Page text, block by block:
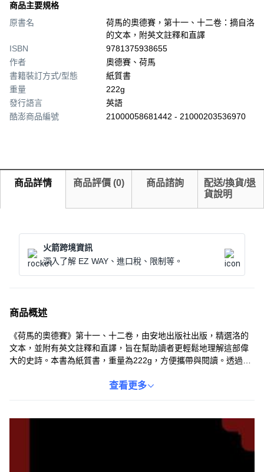
商品主要規格
原書名
荷馬的奧德賽，第十一、十二卷：摘自洛
的文本，附英文註釋和直譯
ISBN
9781375938655
作者
奧德賽、荷馬
書籍裝訂方式/型態
紙質書
重量
222g
發行語言
英語
酷澎商品編號
21000058681442 - 21000203536970
商品詳情 商品評價 (0) 商品諮詢
配送/換貨/退
貨說明
火箭跨境資訊
深入了解 EZ WAY、進口稅、限制等。
商品概述
《荷馬的奧德賽》第十一、十二卷，由安地出版社出版，精選洛的
文本，並附有英文註釋和直譯，旨在幫助讀者更輕鬆地理解這部偉
大的史詩。本書為紙質書，重量為222g，方便攜帶與閱讀。透過閱
無論是學生還是對古典文學感興趣的讀者，都能從中獲得豐富的知
查看更多